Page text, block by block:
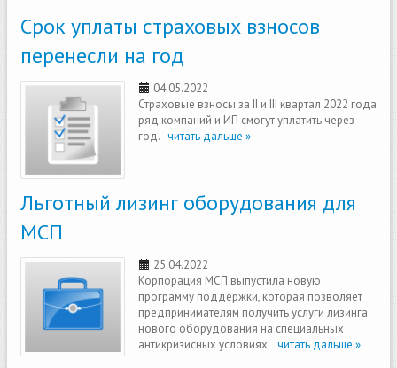
Срок уплаты страховых взносов
перенесли на год
04.05.2022
Страховые взносы за II и III квартал 2022 года
ряд компаний и ИП смогут уплатить через
год. читать дальше »
Льготный лизинг оборудования для
МСП
25.04.2022
Корпорация МСП выпустила новую
программу поддержки, которая позволяет
предпринимателям получить услуги лизинга
нового оборудования на специальных
антикризисных условиях. читать дальше »